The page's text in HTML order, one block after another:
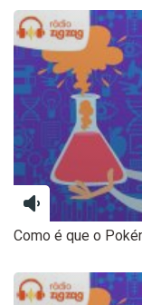
Como é que o